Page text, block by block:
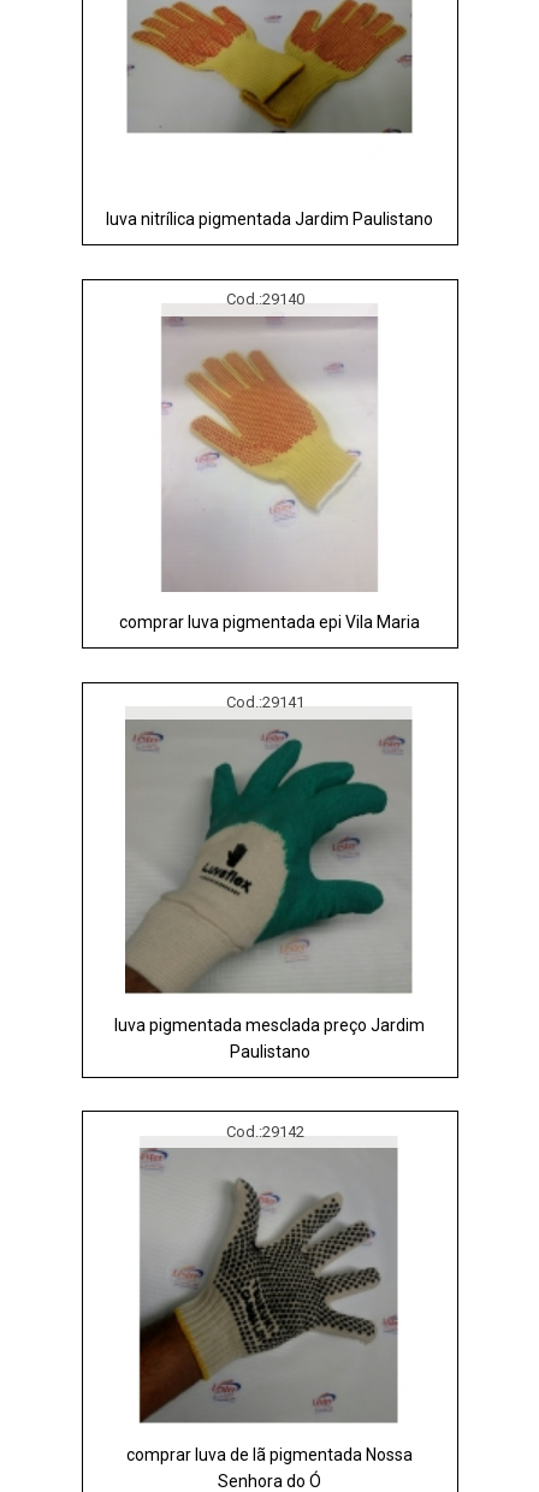
luva nitrílica pigmentada Jardim Paulistano
Cod.:29140
comprar luva pigmentada epi Vila Maria
Cod.:29141
luva pigmentada mesclada preço Jardim
Paulistano
Cod.:29142
comprar luva de lã pigmentada Nossa
Senhora do Ó